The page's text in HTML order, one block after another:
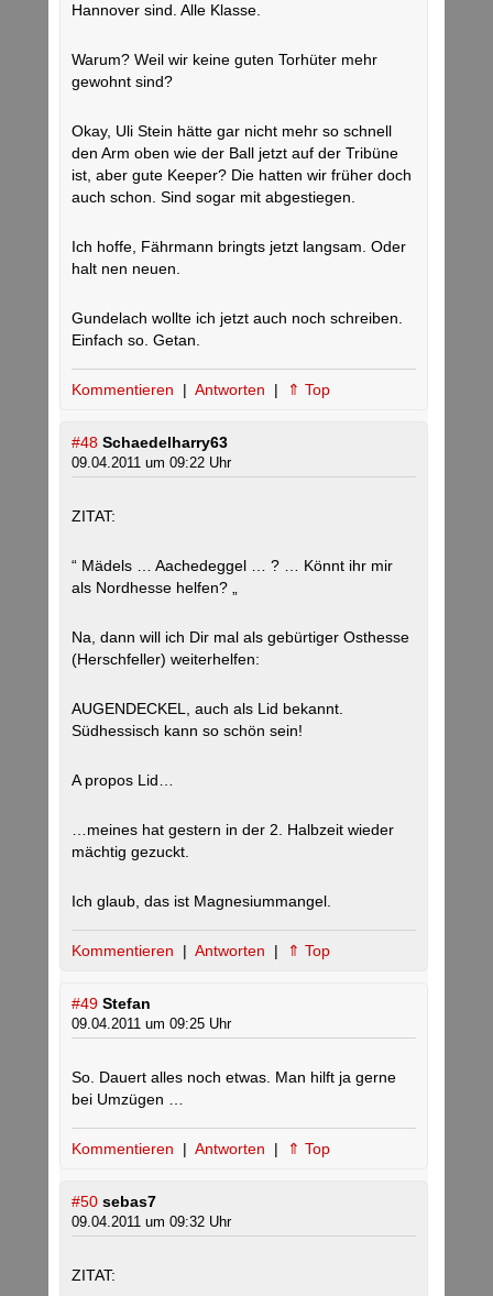
Hannover sind. Alle Klasse.
Warum? Weil wir keine guten Torhüter mehr
gewohnt sind?
Okay, Uli Stein hätte gar nicht mehr so schnell
den Arm oben wie der Ball jetzt auf der Tribüne
ist, aber gute Keeper? Die hatten wir früher doch
auch schon. Sind sogar mit abgestiegen.
Ich hoffe, Fährmann bringts jetzt langsam. Oder
halt nen neuen.
Gundelach wollte ich jetzt auch noch schreiben.
Einfach so. Getan.
Kommentieren | Antworten | ⇑ Top
#48 Schaedelharry63
09.04.2011 um 09:22 Uhr
ZITAT:
“ Mädels … Aachedeggel … ? … Könnt ihr mir
als Nordhesse helfen? „
Na, dann will ich Dir mal als gebürtiger Osthesse
(Herschfeller) weiterhelfen:
AUGENDECKEL, auch als Lid bekannt.
Südhessisch kann so schön sein!
A propos Lid…
…meines hat gestern in der 2. Halbzeit wieder
mächtig gezuckt.
Ich glaub, das ist Magnesiummangel.
Kommentieren | Antworten | ⇑ Top
#49 Stefan
09.04.2011 um 09:25 Uhr
So. Dauert alles noch etwas. Man hilft ja gerne
bei Umzügen …
Kommentieren | Antworten | ⇑ Top
#50 sebas7
09.04.2011 um 09:32 Uhr
ZITAT: